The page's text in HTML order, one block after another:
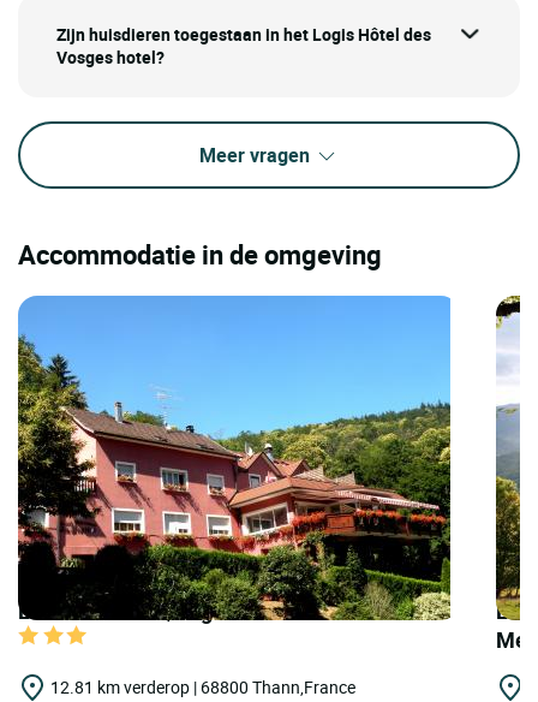
Zijn huisdieren toegestaan in het Logis Hôtel des
Vosges hotel?
Meer vragen
Accommodatie in de omgeving
LOGIS HOTELS | Logis Hôtel Au Floridor
12.81 km verderop | 68800 Thann,France